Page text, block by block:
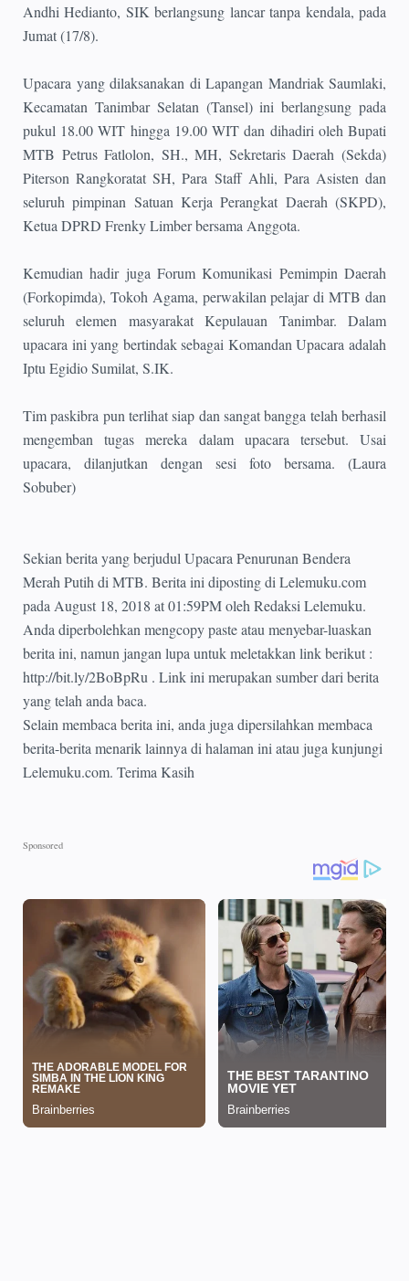
Andhi Hedianto, SIK berlangsung lancar tanpa kendala, pada
Jumat (17/8).
Upacara yang dilaksanakan di Lapangan Mandriak Saumlaki,
Kecamatan Tanimbar Selatan (Tansel) ini berlangsung pada
pukul 18.00 WIT hingga 19.00 WIT dan dihadiri oleh Bupati
MTB Petrus Fatlolon, SH., MH, Sekretaris Daerah (Sekda)
Piterson Rangkoratat SH, Para Staff Ahli, Para Asisten dan
seluruh pimpinan Satuan Kerja Perangkat Daerah (SKPD),
Ketua DPRD Frenky Limber bersama Anggota.
Kemudian hadir juga Forum Komunikasi Pemimpin Daerah
(Forkopimda), Tokoh Agama, perwakilan pelajar di MTB dan
seluruh elemen masyarakat Kepulauan Tanimbar. Dalam
upacara ini yang bertindak sebagai Komandan Upacara adalah
Iptu Egidio Sumilat, S.IK.
Tim paskibra pun terlihat siap dan sangat bangga telah berhasil
mengemban tugas mereka dalam upacara tersebut. Usai
upacara, dilanjutkan dengan sesi foto bersama. (Laura
Sobuber)
Sekian berita yang berjudul Upacara Penurunan Bendera
Merah Putih di MTB. Berita ini diposting di Lelemuku.com
pada August 18, 2018 at 01:59PM oleh Redaksi Lelemuku.
Anda diperbolehkan mengcopy paste atau menyebar-luaskan
berita ini, namun jangan lupa untuk meletakkan link berikut :
http://bit.ly/2BoBpRu . Link ini merupakan sumber dari berita
yang telah anda baca.
Selain membaca berita ini, anda juga dipersilahkan membaca
berita-berita menarik lainnya di halaman ini atau juga kunjungi
Lelemuku.com. Terima Kasih